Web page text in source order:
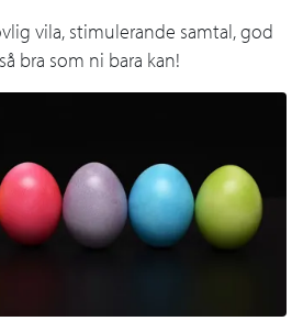
vila, stimulerande samtal, god
bra som ni bara kan!